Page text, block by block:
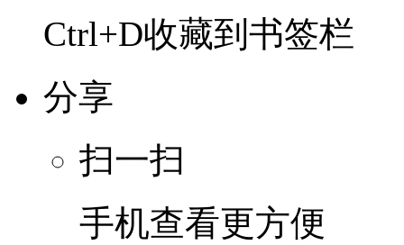
Ctrl+D收藏到书签栏
分享
扫一扫
手机查看更方便